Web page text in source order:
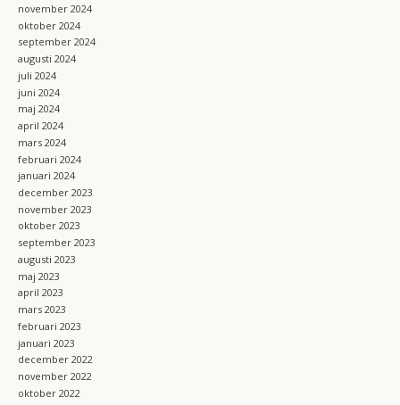
november 2024
oktober 2024
september 2024
augusti 2024
juli 2024
juni 2024
maj 2024
april 2024
mars 2024
februari 2024
januari 2024
december 2023
november 2023
oktober 2023
september 2023
augusti 2023
maj 2023
april 2023
mars 2023
februari 2023
januari 2023
december 2022
november 2022
oktober 2022